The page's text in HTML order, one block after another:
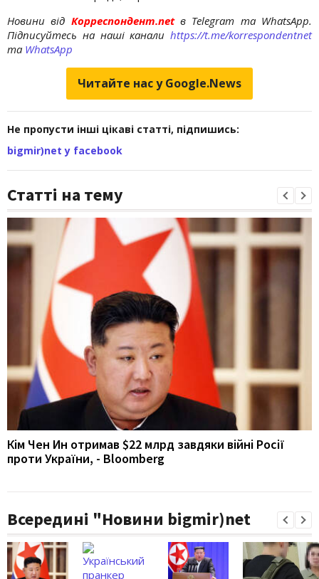
Новини від Корреспондент.netв Telegram та WhatsApp.
Підписуйтесь на наші канали https://t.me/korrespondentnet
та WhatsApp
Читайте нас у Google.News
Не пропусти інші цікаві статті, підпишись:
bigmir)net у facebook
Статті на тему
Кім Чен Ин отримав $22 млрд завдяки війні Росії
проти України, - Bloomberg
Всередині "Новини bigmir)net